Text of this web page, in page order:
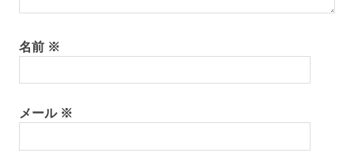
名前 ※
メール ※